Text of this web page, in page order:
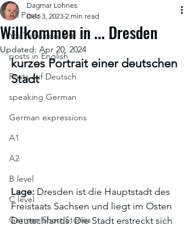
All Posts
YouTube content
posts in English
Posts auf Deutsch
speaking German
German expressions
A1
A2
B level
C level
German Short Stories
Willkommen in ... Dresden
Dagmar Lohnes
Dec 3, 2023 2 min read
Updated: Apr 20, 2024
kurzes Portrait einer deutschen
Stadt
Lage: Dresden ist die Hauptstadt des
Freistaats Sachsen und liegt im Osten
Deutschlands. Die Stadt erstreckt sich